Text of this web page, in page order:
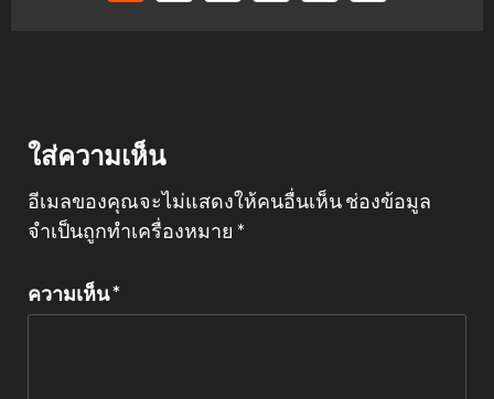
ใส่ความเห็น
อีเมลของคุณจะไม่แสดงให้คนอื่นเห็นช่องข้อมูล
จำเป็นถูกทำเครื่องหมาย *
ความเห็น*